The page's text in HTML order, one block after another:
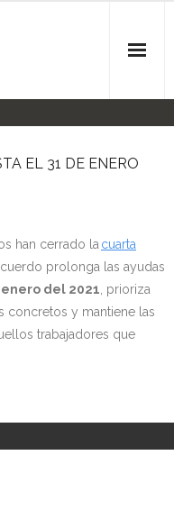
EL 31 DE ENERO
han cerrado la cuarta
prolonga las ayudas
enero del 2021 , prioriza
concretos y mantiene las
trabajadores que